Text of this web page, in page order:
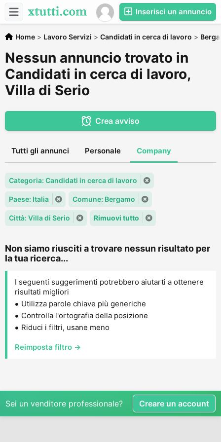
Inserisci un annuncio
Home > Lavoro Servizi > Candidati in cerca di lavoro >
Nessun annuncio trovato in
Candidati in cerca di lavoro,
Villa di Serio
Crea avviso
Tutti gli annunci Personale Company
Categoria: Candidati in cerca di lavoro
Paese: Italia Comune: Bergamo
Città: Villa di Serio Rimuovi tutto
Non siamo riusciti a trovare nessun risultato per
la tua ricerca...
I seguenti suggerimenti potrebbero aiutarti a ottenere
risultati migliori
Utilizza parole chiave più generiche
Controlla l'ortografia della posizione
Riduci i filtri, usane meno
Reimposta filtro →
Sei un venditore professionale? Creare un account